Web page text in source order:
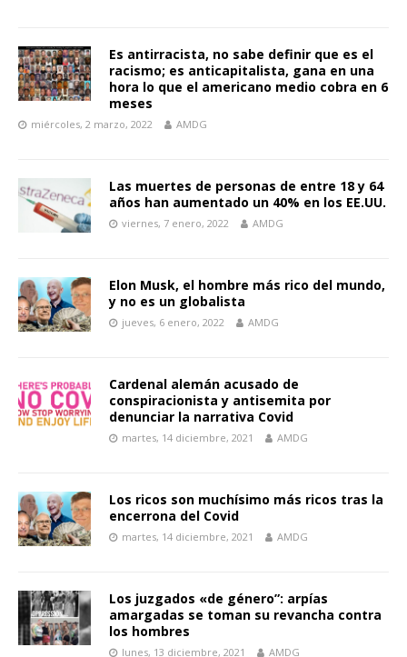
Es antirracista, no sabe definir que es el
racismo; es anticapitalista, gana en una
hora lo que el americano medio cobra en 6
meses
miércoles, 2 marzo, 2022 AMDG
Las muertes de personas de entre 18 y 64
años han aumentado un 40% en los EE.UU.
viernes, 7 enero, 2022 AMDG
Elon Musk, el hombre más rico del mundo,
y no es un globalista
jueves, 6 enero, 2022 AMDG
Cardenal alemán acusado de
conspiracionista y antisemita por
denunciar la narrativa Covid
martes, 14 diciembre, 2021 AMDG
Los ricos son muchísimo más ricos tras la
encerrona del Covid
martes, 14 diciembre, 2021 AMDG
Los juzgados «de género”: arpías
amargadas se toman su revancha contra
los hombres
lunes, 13 diciembre, 2021 AMDG